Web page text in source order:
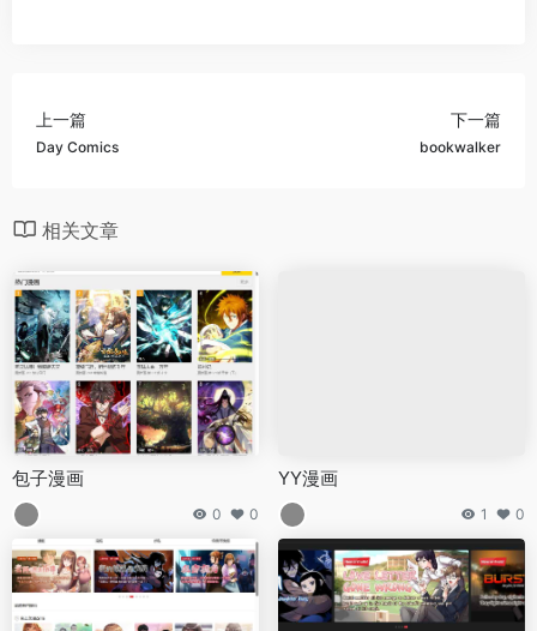
上一篇
Day Comics
下一篇
bookwalker
相关文章
包子漫画
0 0
YY漫画
1 0